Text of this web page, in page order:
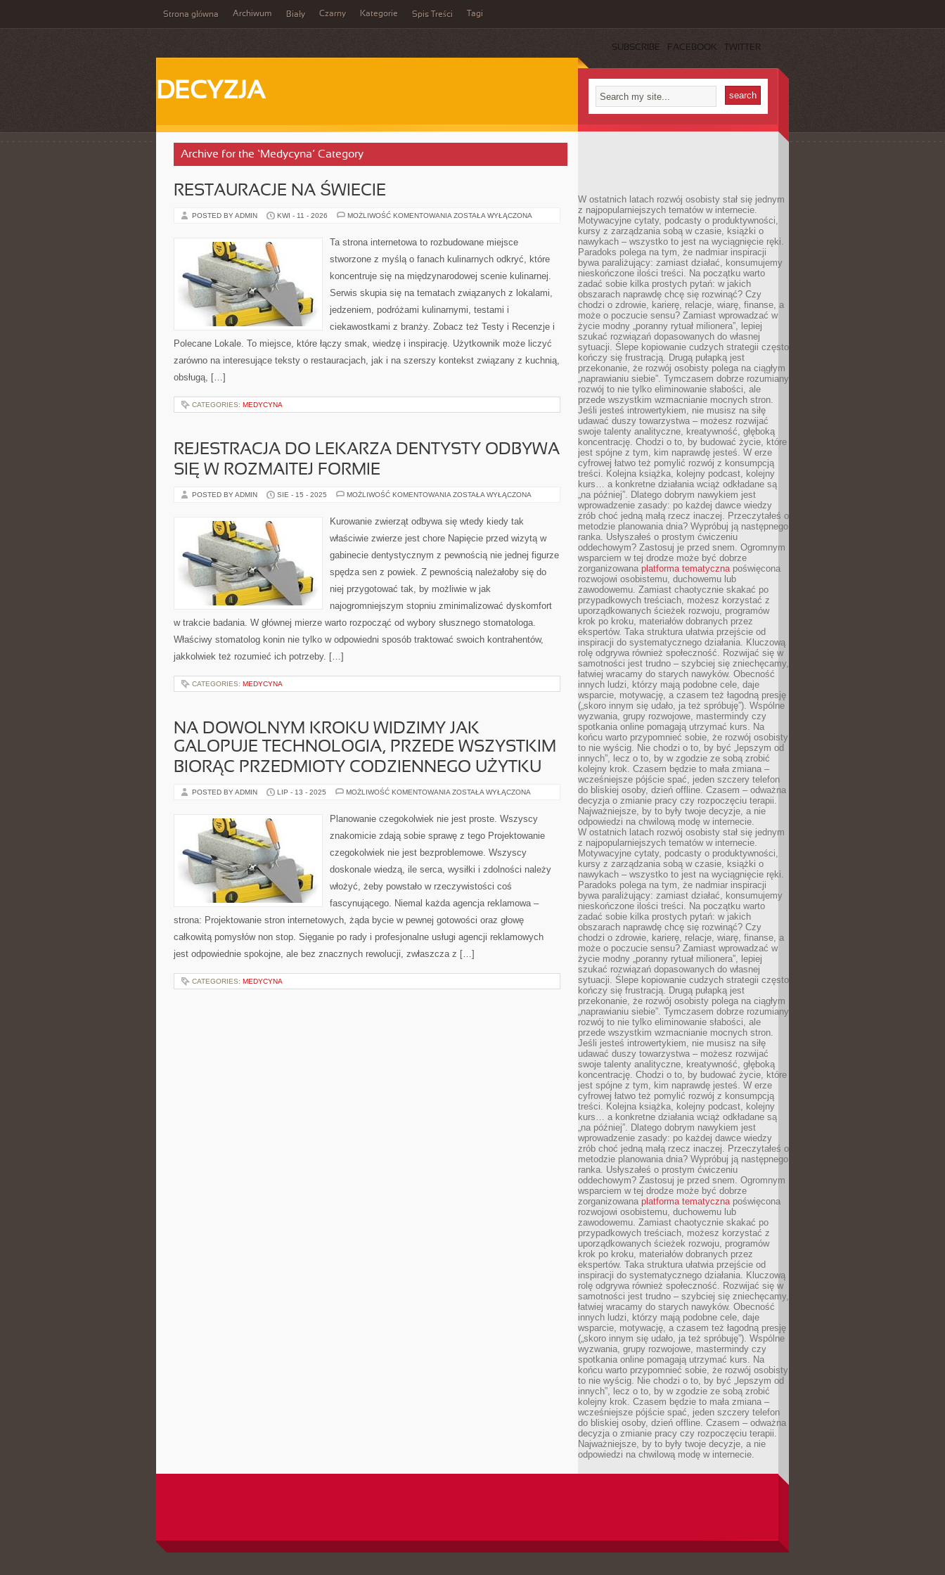
Strona główna Archiwum Biały Czarny Kategorie Spis Treści Tagi
SUBSCRIBE FACEBOOK TWITTER
DECYZJA
Archive for the ‘Medycyna’ Category
RESTAURACJE NA ŚWIECIE
POSTED BY ADMIN KWI - 11 - 2026 MOŻLIWOŚĆ KOMENTOWANIA RESTAURACJE
ZOSTAŁA WYŁĄCZONA
Ta strona internetowa to rozbudowane miejsce
stworzone z myślą o fanach kulinarnych odkryć, które
koncentruje się na międzynarodowej scenie kulinarnej.
Serwis skupia się na tematach związanych z lokalami,
jedzeniem, podróżami kulinarnymi, testami i
ciekawostkami z branży. Zobacz też Testy i Recenzje i
Polecane Lokale. To miejsce, które łączy smak, wiedzę i inspirację. Użytkownik może liczyć
zarówno na interesujące teksty o restauracjach, jak i na szerszy kontekst związany z kuchnią,
obsługą, […]
CATEGORIES: MEDYCYNA
REJESTRACJA DO LEKARZA DENTYSTY ODBYWA
SIĘ W ROZMAITEJ FORMIE
POSTED BY ADMIN SIE - 15 - 2025 MOŻLIWOŚĆ KOMENTOWANIA REJESTRACJA
DENTYSTY
ODBYWA
W
FORMIE
ZOSTAŁA WYŁĄCZONA
Kurowanie zwierząt odbywa się wtedy kiedy tak
właściwie zwierze jest chore Napięcie przed wizytą w
gabinecie dentystycznym z pewnością nie jednej figurze
spędza sen z powiek. Z pewnością należałoby się do
niej przygotować tak, by możliwie w jak
najogromniejszym stopniu zminimalizować dyskomfort
w trakcie badania. W głównej mierze warto rozpocząć od wybory słusznego stomatologa.
Właściwy stomatolog konin nie tylko w odpowiedni sposób traktować swoich kontrahentów,
jakkolwiek też rozumieć ich potrzeby. […]
CATEGORIES: MEDYCYNA
NA DOWOLNYM KROKU WIDZIMY JAK
GALOPUJE TECHNOLOGIA, PRZEDE WSZYSTKIM
BIORĄC PRZEDMIOTY CODZIENNEGO UŻYTKU
POSTED BY ADMIN LIP - 13 - 2025 MOŻLIWOŚĆ KOMENTOWANIA NA
WIDZIMY
JAK
TECHNOLOGIA,
WSZYSTKIM
PRZEDMIOTY
CODZIENNEGO
UŻYTKU
ZOSTAŁA WYŁĄCZONA
Planowanie czegokolwiek nie jest proste. Wszyscy
znakomicie zdają sobie sprawę z tego Projektowanie
czegokolwiek nie jest bezproblemowe. Wszyscy
doskonale wiedzą, ile serca, wysiłki i zdolności należy
włożyć, żeby powstało w rzeczywistości coś
fascynującego. Niemal każda agencja reklamowa –
strona: Projektowanie stron internetowych, żąda bycie w pewnej gotowości oraz głowę
całkowitą pomysłów non stop. Sięganie po rady i profesjonalne usługi agencji reklamowych
jest odpowiednie spokojne, ale bez znacznych rewolucji, zwłaszcza z […]
CATEGORIES: MEDYCYNA
W ostatnich latach rozwój osobisty stał się jednym
z najpopularniejszych tematów w internecie.
Motywacyjne cytaty, podcasty o produktywności,
kursy z zarządzania sobą w czasie, książki o
nawykach – wszystko to jest na wyciągnięcie ręki.
Paradoks polega na tym, że nadmiar inspiracji
bywa paraliżujący: zamiast działać, konsumujemy
nieskończone ilości treści. Na początku warto
zadać sobie kilka prostych pytań: w jakich
obszarach naprawdę chcę się rozwinąć? Czy
chodzi o zdrowie, karierę, relacje, wiarę, finanse, a
może o poczucie sensu? Zamiast wprowadzać w
życie modny „poranny rytuał milionera”, lepiej
szukać rozwiązań dopasowanych do własnej
sytuacji. Ślepe kopiowanie cudzych strategii często
kończy się frustracją. Drugą pułapką jest
przekonanie, że rozwój osobisty polega na ciągłym
„naprawianiu siebie”. Tymczasem dobrze rozumiany
rozwój to nie tylko eliminowanie słabości, ale
przede wszystkim wzmacnianie mocnych stron.
Jeśli jesteś introwertykiem, nie musisz na siłę
udawać duszy towarzystwa – możesz rozwijać
swoje talenty analityczne, kreatywność, głęboką
koncentrację. Chodzi o to, by budować życie, które
jest spójne z tym, kim naprawdę jesteś. W erze
cyfrowej łatwo też pomylić rozwój z konsumpcją
treści. Kolejna książka, kolejny podcast, kolejny
kurs… a konkretne działania wciąż odkładane są
„na później”. Dlatego dobrym nawykiem jest
wprowadzenie zasady: po każdej dawce wiedzy
zrób choć jedną małą rzecz inaczej. Przeczytałeś o
metodzie planowania dnia? Wypróbuj ją następnego
ranka. Usłyszałeś o prostym ćwiczeniu
oddechowym? Zastosuj je przed snem. Ogromnym
wsparciem w tej drodze może być dobrze
zorganizowana platforma tematycznapoświęcona
rozwojowi osobistemu, duchowemu lub
zawodowemu. Zamiast chaotycznie skakać po
przypadkowych treściach, możesz korzystać z
uporządkowanych ścieżek rozwoju, programów
krok po kroku, materiałów dobranych przez
ekspertów. Taka struktura ułatwia przejście od
inspiracji do systematycznego działania. Kluczową
rolę odgrywa również społeczność. Rozwijać się w
samotności jest trudno – szybciej się zniechęcamy,
łatwiej wracamy do starych nawyków. Obecność
innych ludzi, którzy mają podobne cele, daje
wsparcie, motywację, a czasem też łagodną presję
(„skoro innym się udało, ja też spróbuję”). Wspólne
wyzwania, grupy rozwojowe, mastermindy czy
spotkania online pomagają utrzymać kurs. Na
końcu warto przypomnieć sobie, że rozwój osobisty
to nie wyścig. Nie chodzi o to, by być „lepszym od
innych”, lecz o to, by w zgodzie ze sobą zrobić
kolejny krok. Czasem będzie to mała zmiana –
wcześniejsze pójście spać, jeden szczery telefon
do bliskiej osoby, dzień offline. Czasem – odważna
decyzja o zmianie pracy czy rozpoczęciu terapii.
Najważniejsze, by to były twoje decyzje, a nie
odpowiedzi na chwilową modę w internecie.
W ostatnich latach rozwój osobisty stał się jednym
z najpopularniejszych tematów w internecie.
Motywacyjne cytaty, podcasty o produktywności,
kursy z zarządzania sobą w czasie, książki o
nawykach – wszystko to jest na wyciągnięcie ręki.
Paradoks polega na tym, że nadmiar inspiracji
bywa paraliżujący: zamiast działać, konsumujemy
nieskończone ilości treści. Na początku warto
zadać sobie kilka prostych pytań: w jakich
obszarach naprawdę chcę się rozwinąć? Czy
chodzi o zdrowie, karierę, relacje, wiarę, finanse, a
może o poczucie sensu? Zamiast wprowadzać w
życie modny „poranny rytuał milionera”, lepiej
szukać rozwiązań dopasowanych do własnej
sytuacji. Ślepe kopiowanie cudzych strategii często
kończy się frustracją. Drugą pułapką jest
przekonanie, że rozwój osobisty polega na ciągłym
„naprawianiu siebie”. Tymczasem dobrze rozumiany
rozwój to nie tylko eliminowanie słabości, ale
przede wszystkim wzmacnianie mocnych stron.
Jeśli jesteś introwertykiem, nie musisz na siłę
udawać duszy towarzystwa – możesz rozwijać
swoje talenty analityczne, kreatywność, głęboką
koncentrację. Chodzi o to, by budować życie, które
jest spójne z tym, kim naprawdę jesteś. W erze
cyfrowej łatwo też pomylić rozwój z konsumpcją
treści. Kolejna książka, kolejny podcast, kolejny
kurs… a konkretne działania wciąż odkładane są
„na później”. Dlatego dobrym nawykiem jest
wprowadzenie zasady: po każdej dawce wiedzy
zrób choć jedną małą rzecz inaczej. Przeczytałeś o
metodzie planowania dnia? Wypróbuj ją następnego
ranka. Usłyszałeś o prostym ćwiczeniu
oddechowym? Zastosuj je przed snem. Ogromnym
wsparciem w tej drodze może być dobrze
zorganizowana platforma tematycznapoświęcona
rozwojowi osobistemu, duchowemu lub
zawodowemu. Zamiast chaotycznie skakać po
przypadkowych treściach, możesz korzystać z
uporządkowanych ścieżek rozwoju, programów
krok po kroku, materiałów dobranych przez
ekspertów. Taka struktura ułatwia przejście od
inspiracji do systematycznego działania. Kluczową
rolę odgrywa również społeczność. Rozwijać się w
samotności jest trudno – szybciej się zniechęcamy,
łatwiej wracamy do starych nawyków. Obecność
innych ludzi, którzy mają podobne cele, daje
wsparcie, motywację, a czasem też łagodną presję
(„skoro innym się udało, ja też spróbuję”). Wspólne
wyzwania, grupy rozwojowe, mastermindy czy
spotkania online pomagają utrzymać kurs. Na
końcu warto przypomnieć sobie, że rozwój osobisty
to nie wyścig. Nie chodzi o to, by być „lepszym od
innych”, lecz o to, by w zgodzie ze sobą zrobić
kolejny krok. Czasem będzie to mała zmiana –
wcześniejsze pójście spać, jeden szczery telefon
do bliskiej osoby, dzień offline. Czasem – odważna
decyzja o zmianie pracy czy rozpoczęciu terapii.
Najważniejsze, by to były twoje decyzje, a nie
odpowiedzi na chwilową modę w internecie.